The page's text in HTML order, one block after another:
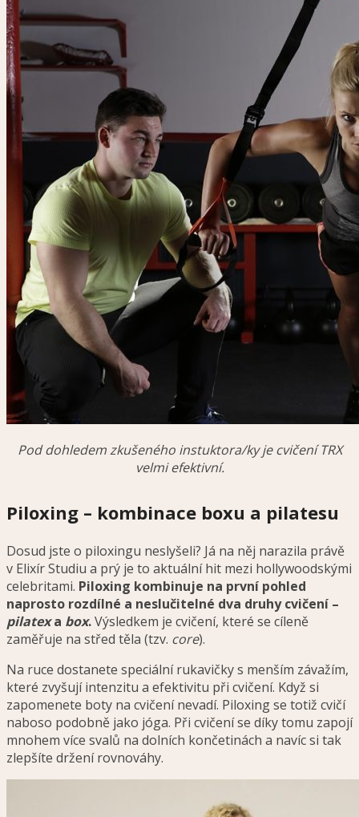
Pod dohledem zkušeného instuktora/ky je cvičení TRX
velmi efektivní.
Piloxing – kombinace boxu a pilatesu
Dosud jste o piloxingu neslyšeli? Já na něj narazila právě
v Elixír Studiu a prý je to aktuální hit mezi hollywoodskými
celebritami. Piloxing kombinuje na první pohled
naprosto rozdílné a neslučitelné dva druhy cvičení –
pilatexa box.Výsledkem je cvičení, které se cíleně
zaměřuje na střed těla (tzv. core).
Na ruce dostanete speciální rukavičky s menším závažím,
které zvyšují intenzitu a efektivitu při cvičení. Když si
zapomenete boty na cvičení nevadí. Piloxing se totiž cvičí
naboso podobně jako jóga. Při cvičení se díky tomu zapojí
mnohem více svalů na dolních končetinách a navíc si tak
zlepšíte držení rovnováhy.